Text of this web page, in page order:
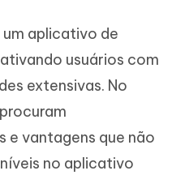
aplicativo de
usuários com
extensivas. No
e vantagens que não
no aplicativo